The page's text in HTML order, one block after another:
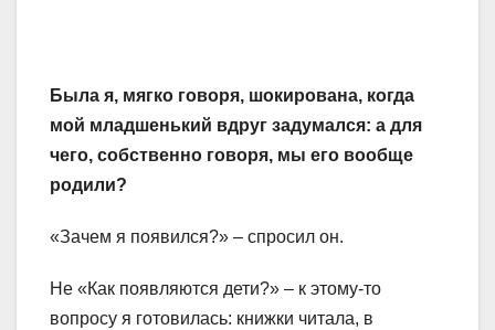
Была я, мягко говоря, шокирована, когда
мой младшенький вдруг задумался: а для
чего, собственно говоря, мы его вообще
родили?
«Зачем я появился?» – спросил он.
Не «Как появляются дети?» – к этому-то
вопросу я готовилась: книжки читала, в